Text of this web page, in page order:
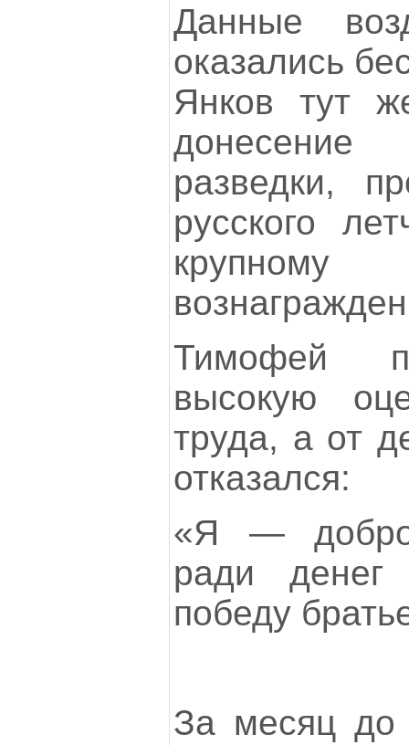
Данные
оказались
Янков тут
разведки,
русского
Тимофей
высокую
труда, а от
отказался:
«Я —
ради
победу
За месяц до